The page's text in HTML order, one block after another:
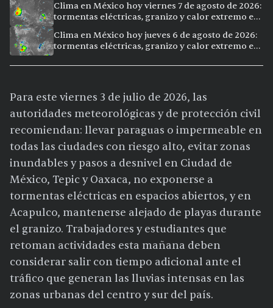
Clima en México hoy viernes 7 de agosto de 2026:
tormentas eléctricas, granizo y calor extremo en
Clima en México hoy jueves 6 de agosto de 2026:
tormentas eléctricas, granizo y calor extremo en
Para este viernes 3 de julio de 2026, las
autoridades meteorológicas y de protección civil
recomiendan: llevar paraguas o impermeable en
todas las ciudades con riesgo alto, evitar zonas
inundables y pasos a desnivel en Ciudad de
México, Tepic y Oaxaca, no exponerse a
tormentas eléctricas en espacios abiertos, y en
Acapulco, mantenerse alejado de playas durante
el granizo. Trabajadores y estudiantes que
retoman actividades esta mañana deben
considerar salir con tiempo adicional ante el
tráfico que generan las lluvias intensas en las
zonas urbanas del centro y sur del país.